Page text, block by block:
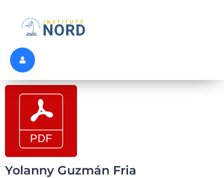
Yolanny Guzmán Fria